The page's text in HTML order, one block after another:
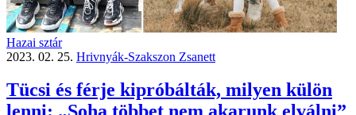
Hazai sztár
2023. 02. 25. Hrivnyák-Szakszon Zsanett
Tücsi és férje kipróbálták, milyen külön